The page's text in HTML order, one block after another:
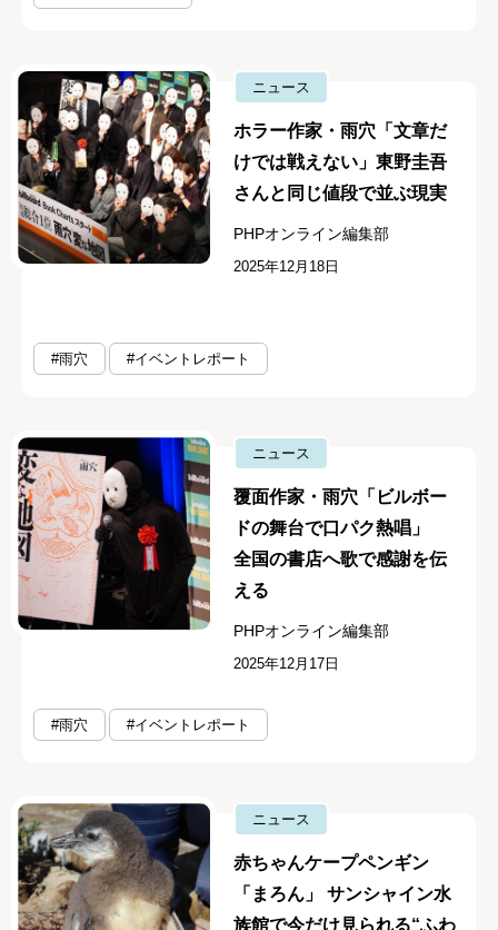
ニュース
ホラー作家・雨穴「文章だ
けでは戦えない」東野圭吾
さんと同じ値段で並ぶ現実
PHPオンライン編集部
2025年12月18日
#雨穴 #イベントレポート
ニュース
覆面作家・雨穴「ビルボー
ドの舞台で口パク熱唱」
全国の書店へ歌で感謝を伝
える
PHPオンライン編集部
2025年12月17日
#雨穴 #イベントレポート
ニュース
赤ちゃんケープペンギン
「まろん」 サンシャイン水
族館で今だけ見られる“ふわ